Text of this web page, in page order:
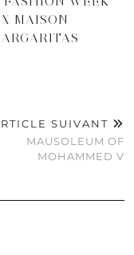
X MAISON
SUIVANT
MAUSOLEUM OF
MOHAMMED V